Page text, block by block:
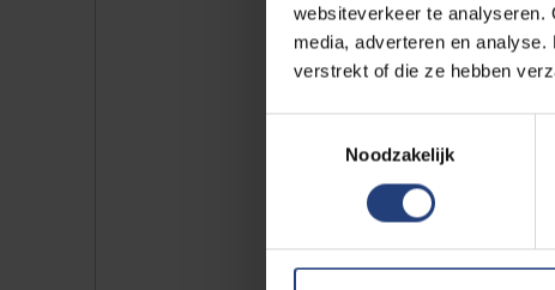
websiteverkeer te analyseren.
media, adverteren en
verstrekt of die ze hebben
Noodzakelijk
De
Bv.